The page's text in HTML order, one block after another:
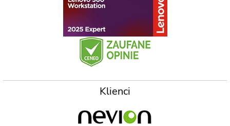
Klienci